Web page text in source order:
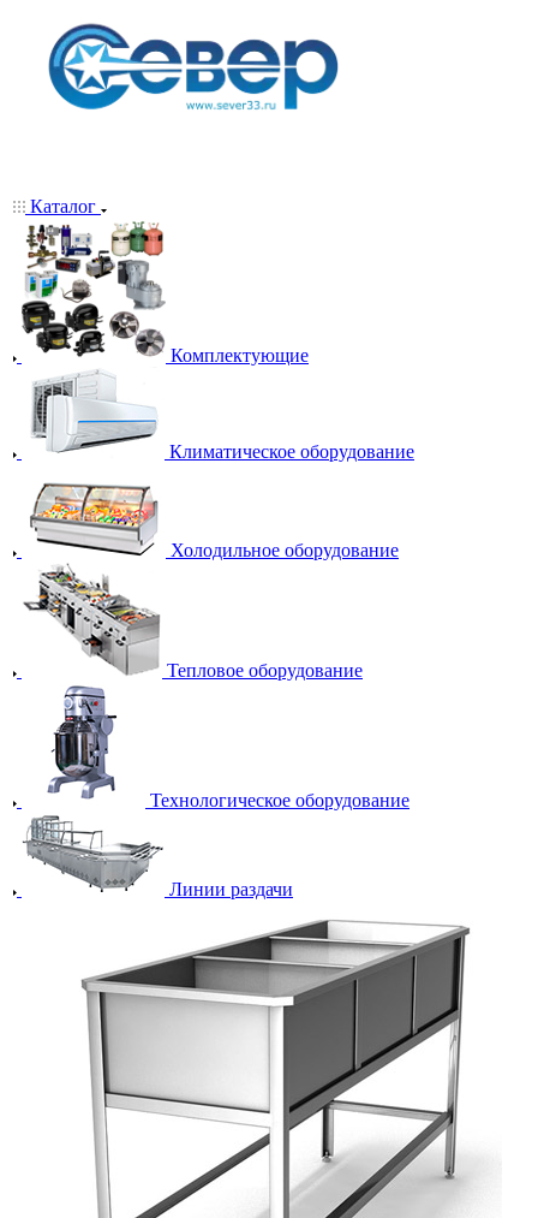
Каталог
Комплектующие
Климатическое оборудование
Холодильное оборудование
Тепловое оборудование
Технологическое оборудование
Линии раздачи